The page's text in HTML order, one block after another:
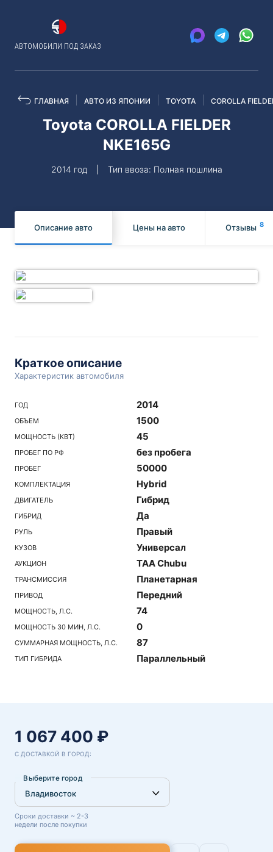
АВТОМОБИЛИ ПОД ЗАКАЗ
ГЛАВНАЯ АВТО ИЗ ЯПОНИИ TOYOTA COROLLA
Toyota COROLLA FIELDER
NKE165G
2014 год Тип ввоза: Полная пошлина
Описание авто Цены на авто Отзывы 8
Краткое описание
Характеристик автомобиля
ГОД 2014
ОБЪЕМ 1500
МОЩНОСТЬ (КВТ) 45
ПРОБЕГ ПО РФ без пробега
ПРОБЕГ 50000
КОМПЛЕКТАЦИЯ Hybrid
ДВИГАТЕЛЬ Гибрид
ГИБРИД Да
РУЛЬ Правый
КУЗОВ Универсал
АУКЦИОН TAA Chubu
ТРАНСМИССИЯ Планетарная
ПРИВОД Передний
МОЩНОСТЬ, Л.С. 74
МОЩНОСТЬ 30 МИН, Л.С. 0
СУММАРНАЯ МОЩНОСТЬ, Л.С. 87
ТИП ГИБРИДА Параллельный
1 067 400 ₽
С ДОСТАВКОЙ В ГОРОД:
Выберите город
Сроки доставки ~ 2-3
недели после покупки